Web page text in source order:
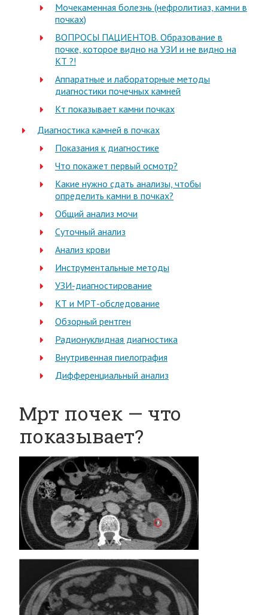
Мочекаменная болезнь (нефролитиаз, камни в
почках)
ВОПРОСЫ ПАЦИЕНТОВ. Образование в
почке, которое видно на УЗИ и не видно на
КТ ?!
Аппаратные и лабораторные методы
диагностики почечных камней
Кт показывает камни почках
Диагностика камней в почках
Показания к диагностике
Что покажет первый осмотр?
Какие нужно сдать анализы, чтобы
определить камни в почках?
Общий анализ мочи
Суточный анализ
Анализ крови
Инструментальные методы
УЗИ-диагностирование
КТ и МРТ-обследование
Обзорный рентген
Радионуклидная диагностика
Внутривенная пиелография
Дифференциальный анализ
Мрт почек — что
показывает?